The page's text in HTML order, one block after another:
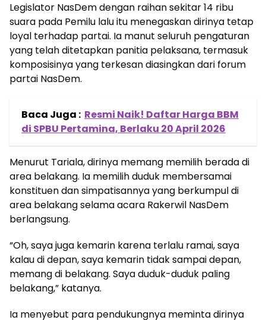
Legislator NasDem dengan raihan sekitar 14 ribu
suara pada Pemilu lalu itu menegaskan dirinya tetap
loyal terhadap partai. Ia manut seluruh pengaturan
yang telah ditetapkan panitia pelaksana, termasuk
komposisinya yang terkesan diasingkan dari forum
partai NasDem.
Baca Juga : Resmi Naik! Daftar Harga BBM
di SPBU Pertamina, Berlaku 20 April 2026
Menurut Tariala, dirinya memang memilih berada di
area belakang. Ia memilih duduk membersamai
konstituen dan simpatisannya yang berkumpul di
area belakang selama acara Rakerwil NasDem
berlangsung.
“Oh, saya juga kemarin karena terlalu ramai, saya
kalau di depan, saya kemarin tidak sampai depan,
memang di belakang. Saya duduk-duduk paling
belakang,” katanya.
Ia menyebut para pendukungnya meminta dirinya